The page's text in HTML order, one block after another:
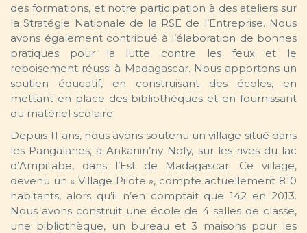
des formations, et notre participation à des ateliers sur
la Stratégie Nationale de la RSE de l’Entreprise. Nous
avons également contribué à l’élaboration de bonnes
pratiques pour la lutte contre les feux et le
reboisement réussi à Madagascar. Nous apportons un
soutien éducatif, en construisant des écoles, en
mettant en place des bibliothèques et en fournissant
du matériel scolaire.
Depuis 11 ans, nous avons soutenu un village situé dans
les Pangalanes, à Ankanin’ny Nofy, sur les rives du lac
d’Ampitabe, dans l’Est de Madagascar. Ce village,
devenu un « Village Pilote », compte actuellement 810
habitants, alors qu’il n’en comptait que 142 en 2013.
Nous avons construit une école de 4 salles de classe,
une bibliothèque, un bureau et 3 maisons pour les